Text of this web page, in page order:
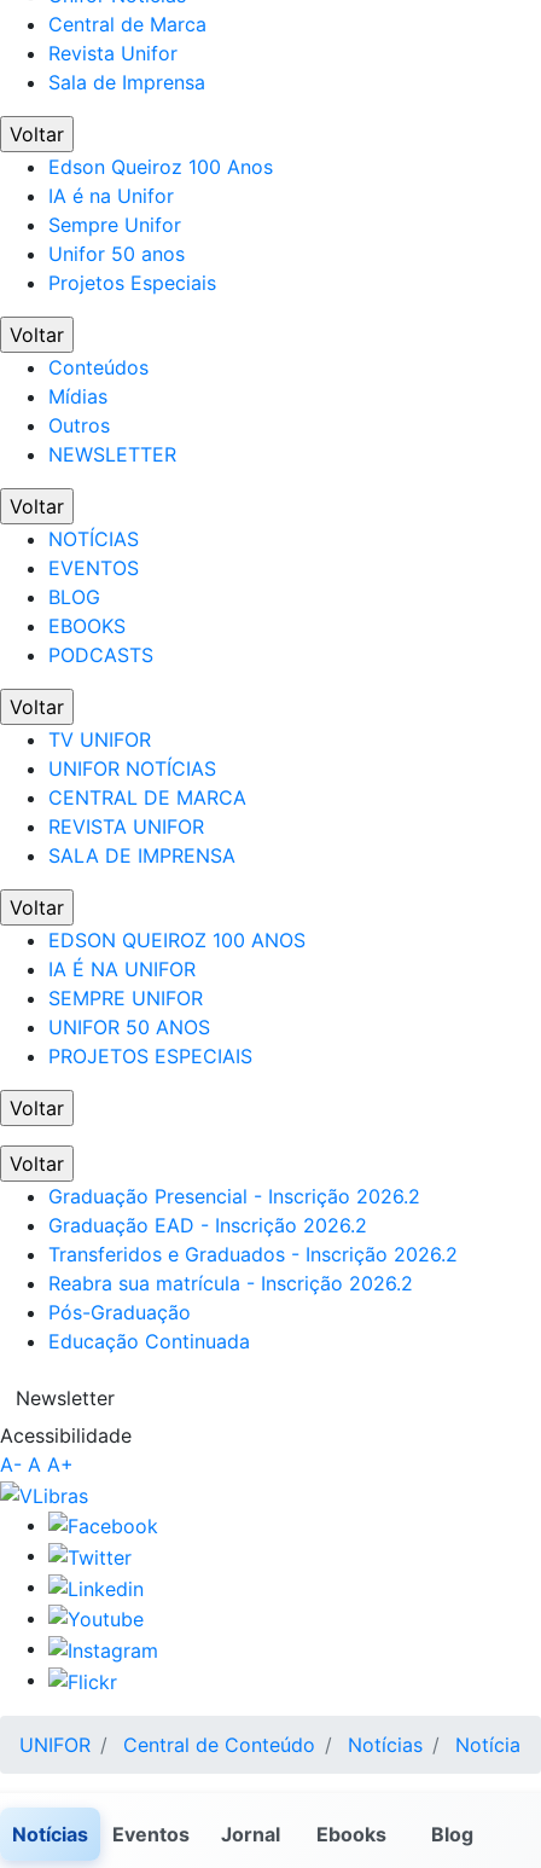
Central de Marca
Revista Unifor
Sala de Imprensa
Voltar
Edson Queiroz 100 Anos
IA é na Unifor
Sempre Unifor
Unifor 50 anos
Projetos Especiais
Voltar
Conteúdos
Mídias
Outros
NEWSLETTER
Voltar
NOTÍCIAS
EVENTOS
BLOG
EBOOKS
PODCASTS
Voltar
TV UNIFOR
UNIFOR NOTÍCIAS
CENTRAL DE MARCA
REVISTA UNIFOR
SALA DE IMPRENSA
Voltar
EDSON QUEIROZ 100 ANOS
IA É NA UNIFOR
SEMPRE UNIFOR
UNIFOR 50 ANOS
PROJETOS ESPECIAIS
Voltar
Voltar
Graduação Presencial - Inscrição 2026.2
Graduação EAD - Inscrição 2026.2
Transferidos e Graduados - Inscrição 2026.2
Reabra sua matrícula - Inscrição 2026.2
Pós-Graduação
Educação Continuada
Newsletter
Acessibilidade
A- A A+
UNIFOR Central de Conteúdo Notícias Notícia
Notícias Eventos Jornal Ebooks Blog